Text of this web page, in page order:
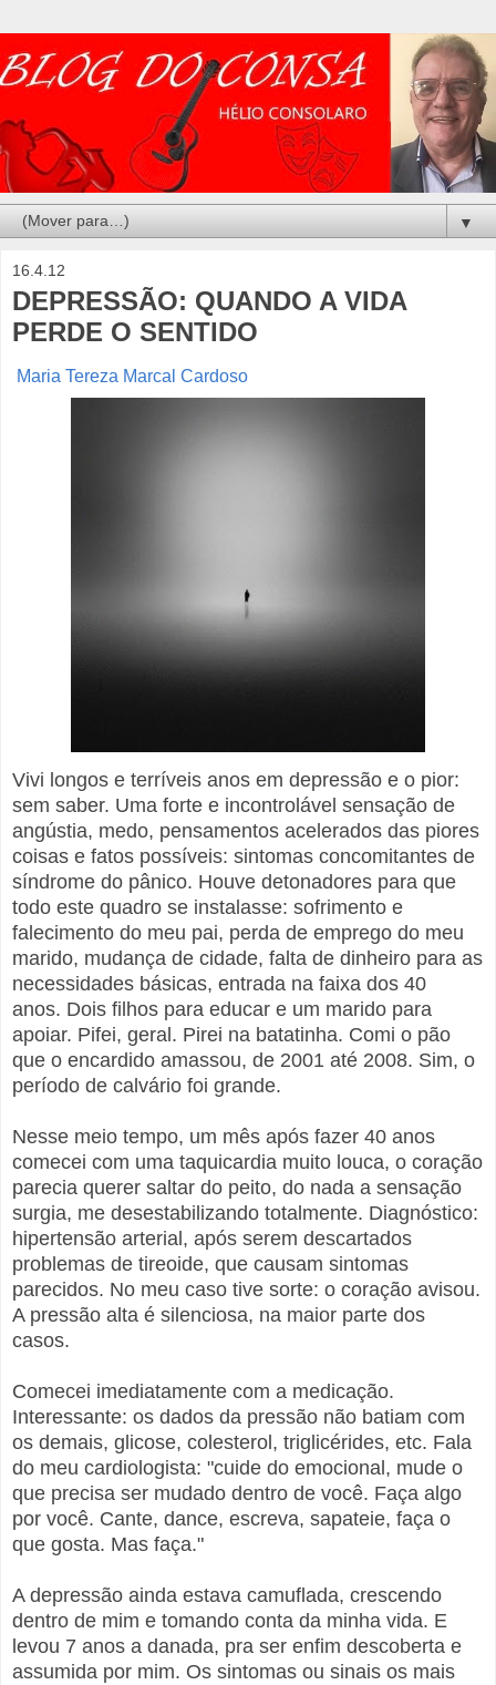
▼
16.4.12
DEPRESSÃO: QUANDO A VIDA
PERDE O SENTIDO
Maria Tereza Marcal Cardoso
Vivi longos e terríveis anos em depressão e o pior:
sem saber. Uma forte e incontrolável sensação de
angústia, medo, pensamentos acelerados das piores
coisas e fatos possíveis: sintomas concomitantes de
síndrome do pânico. Houve detonadores para que
todo este quadro se instalasse: sofrimento e
falecimento do meu pai, perda de emprego do meu
marido, mudança de cidade, falta de dinheiro para as
necessidades básicas, entrada na faixa dos 40
anos. Dois filhos para educar e um marido para
apoiar. Pifei, geral. Pirei na batatinha. Comi o pão
que o encardido amassou, de 2001 até 2008. Sim, o
período de calvário foi grande.
Nesse meio tempo, um mês após fazer 40 anos
comecei com uma taquicardia muito louca, o coração
parecia querer saltar do peito, do nada a sensação
surgia, me desestabilizando totalmente. Diagnóstico:
hipertensão arterial, após serem descartados
problemas de tireoide, que causam sintomas
parecidos. No meu caso tive sorte: o coração avisou.
A pressão alta é silenciosa, na maior parte dos
casos.
Comecei imediatamente com a medicação.
Interessante: os dados da pressão não batiam com
os demais, glicose, colesterol, triglicérides, etc. Fala
do meu cardiologista: "cuide do emocional, mude o
que precisa ser mudado dentro de você. Faça algo
por você. Cante, dance, escreva, sapateie, faça o
que gosta. Mas faça."
A depressão ainda estava camuflada, crescendo
dentro de mim e tomando conta da minha vida. E
levou 7 anos a danada, pra ser enfim descoberta e
assumida por mim. Os sintomas ou sinais os mais